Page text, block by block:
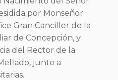
por Monseñor
Gran Canciller de la
de Concepción, y
del Rector de la
junto a